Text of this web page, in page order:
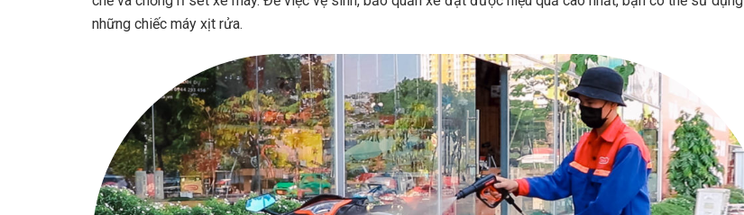
những chiếc máy xịt rửa.